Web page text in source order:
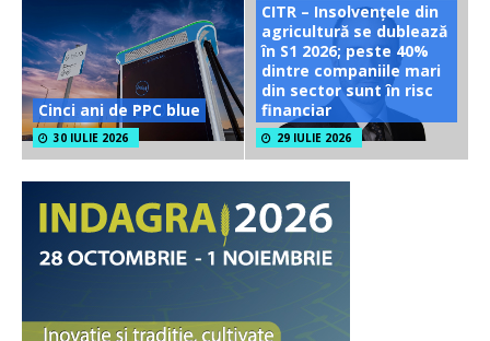
Cinci ani de PPC blue
30 IULIE 2026
CITR – Insolvențele din
agricultură se dublează
în S1 2026; peste 40%
dintre companiile mari
din sector sunt în risc
financiar
29 IULIE 2026